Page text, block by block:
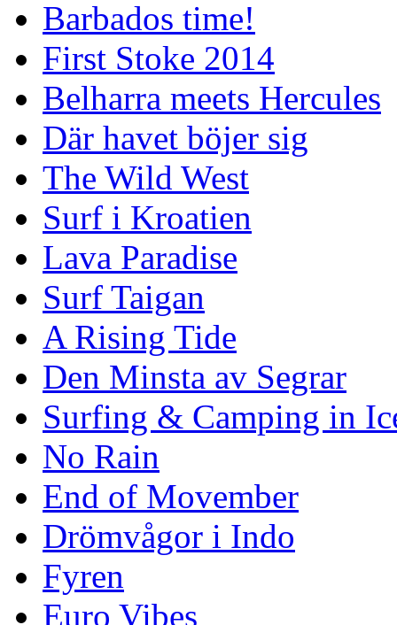
Barbados time!
First Stoke 2014
Belharra meets Hercules
Där havet böjer sig
The Wild West
Surf i Kroatien
Lava Paradise
Surf Taigan
A Rising Tide
Den Minsta av Segrar
Surfing & Camping in
No Rain
End of Movember
Drömvågor i Indo
Fyren
Euro Vibes